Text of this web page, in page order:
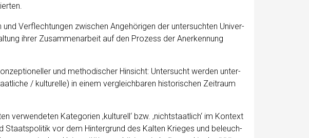
und Ver­flech­tun­gen zwi­schen Ange­hö­ri­gen der unter­such­ten Uni­ver­
ihrer Zusam­men­ar­beit auf den Pro­zess der Aner­ken­nung
und metho­di­scher Hin­sicht: Unter­sucht wer­den unter­
/ kul­tu­rel­le) in einem ver­gleich­ba­ren his­to­ri­schen Zeit­raum
ver­wen­de­ten Kate­go­rien ‚kul­tu­rell‘ bzw. ‚nicht­staat­lich‘ im Kon­text
Staats­po­li­tik vor dem Hin­ter­grund des Kal­ten Krie­ges und beleuch­